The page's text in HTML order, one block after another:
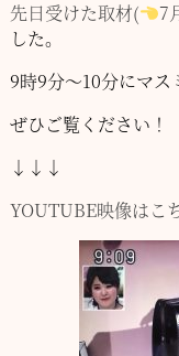
先日受けた取材( 7
した。
9時9分～10分にマス
ぜひご覧ください！
↓↓↓
YOUTUBE映像はこ